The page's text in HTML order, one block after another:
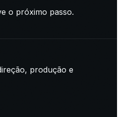
o próximo passo.
produção e